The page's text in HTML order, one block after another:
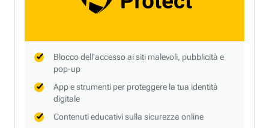
Blocco dell'accesso ai siti malevoli, pubblicità e
pop-up
App e strumenti per proteggere la tua identità
digitale
Contenuti educativi sulla sicurezza online